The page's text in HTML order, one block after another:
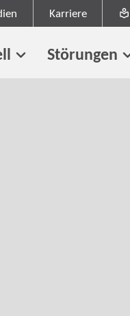
Karriere
Störungen